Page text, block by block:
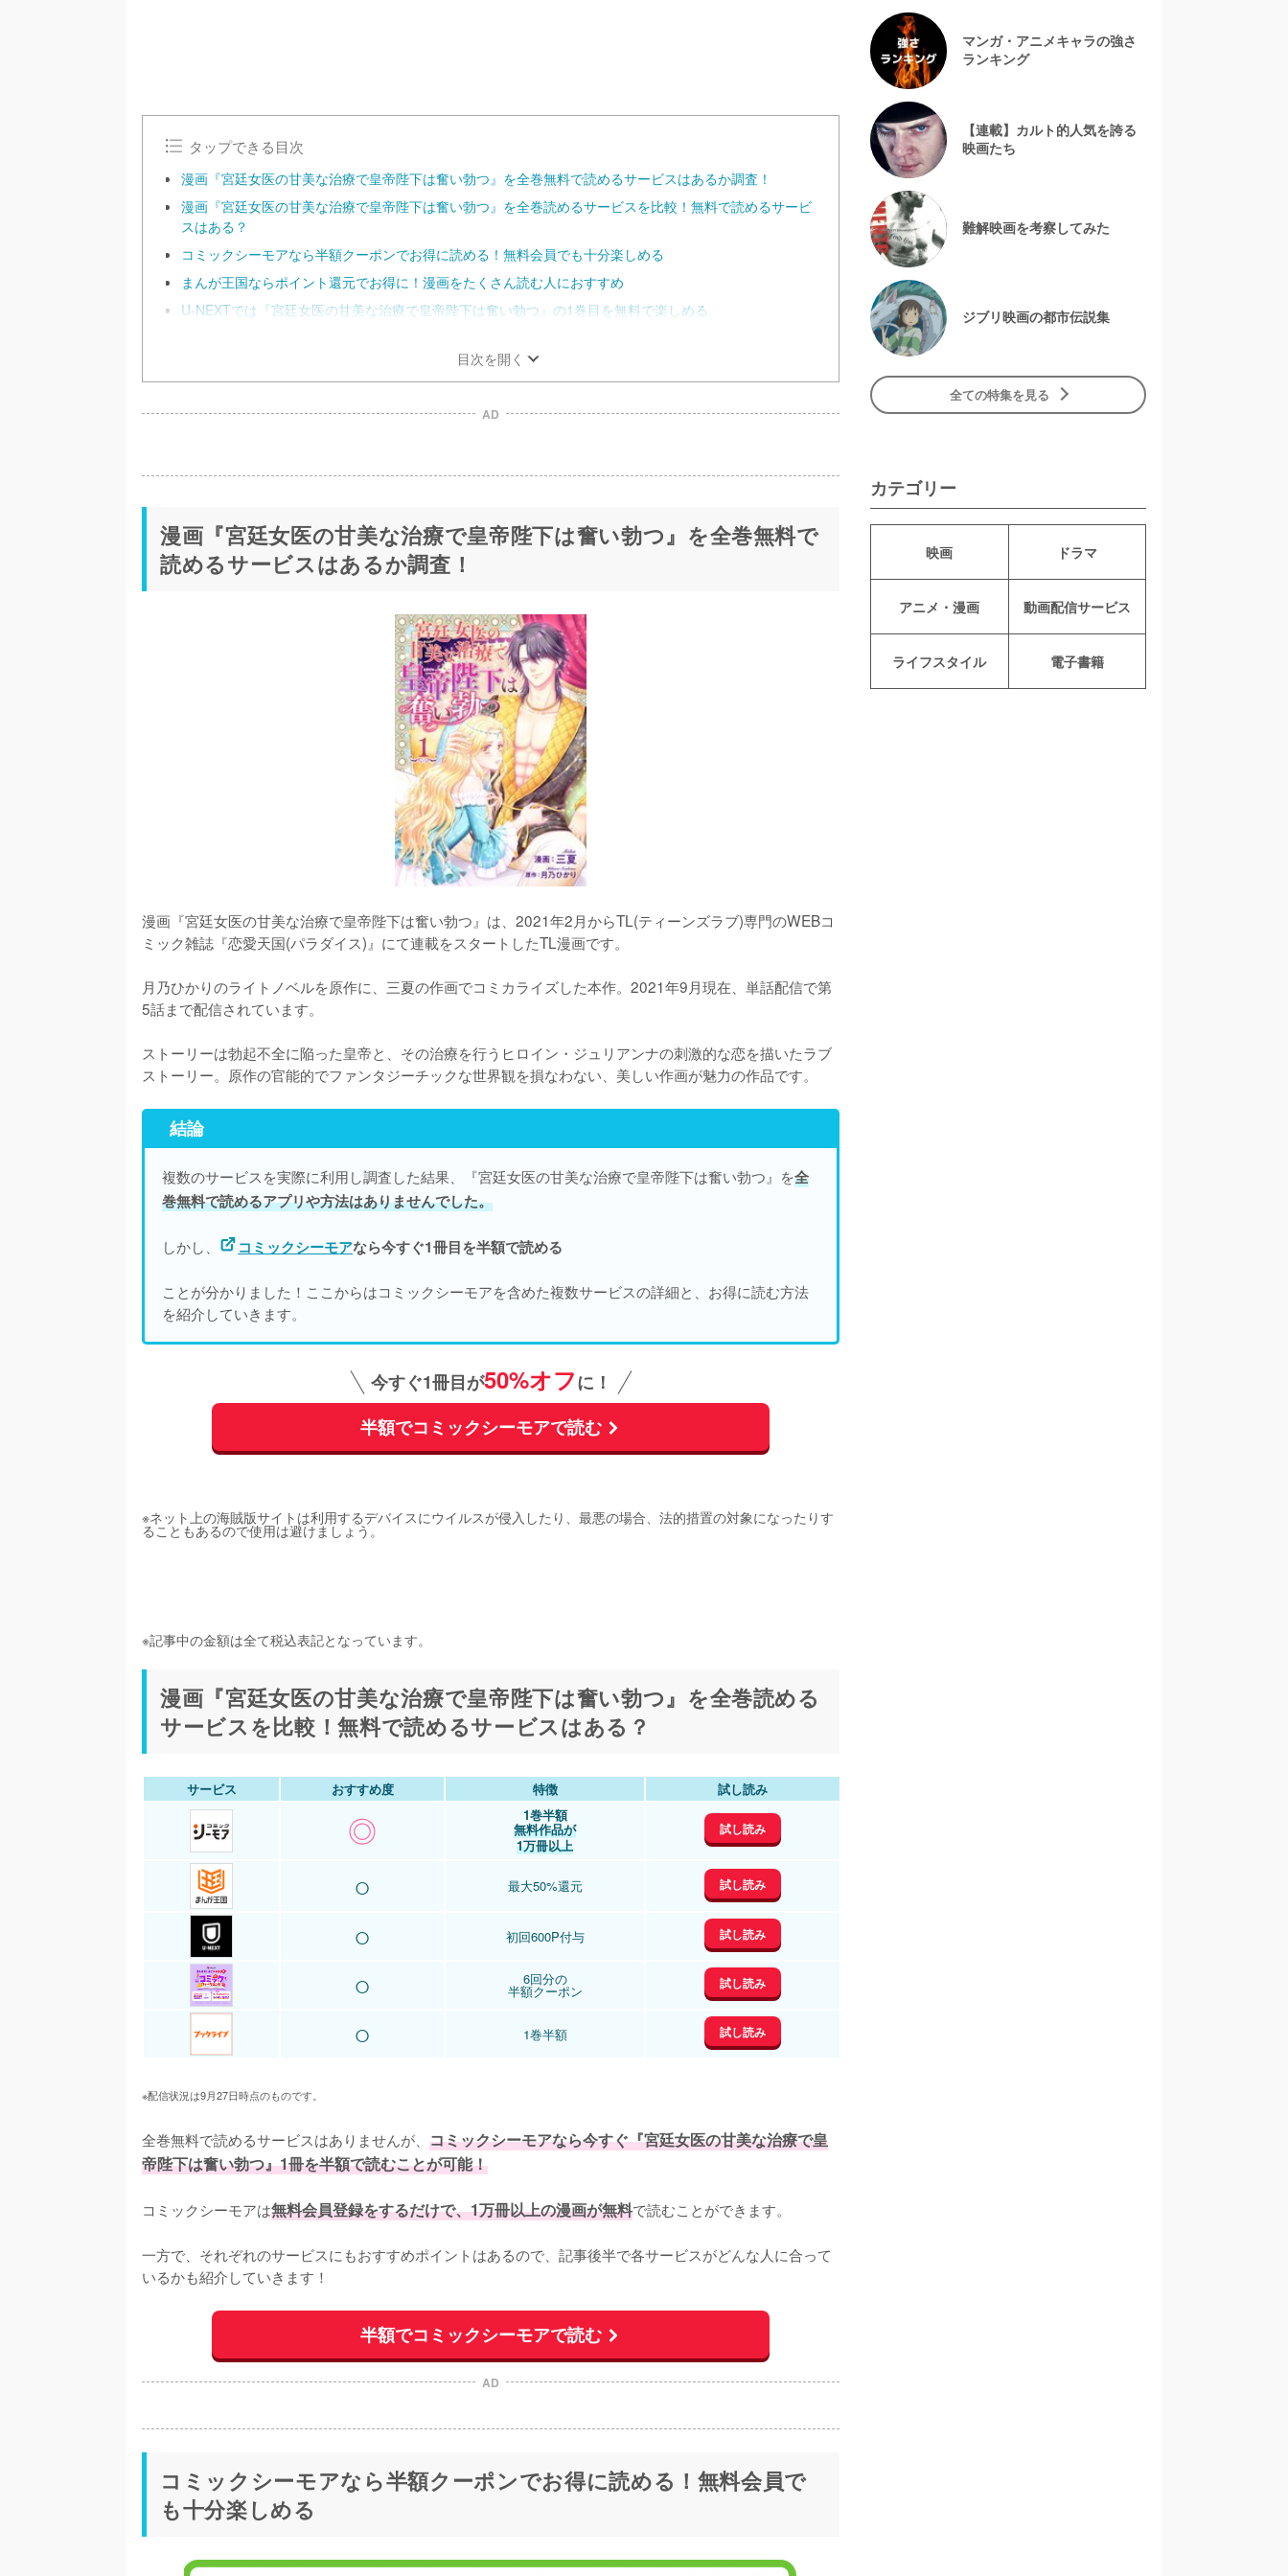
タップできる目次
漫画『宮廷女医の甘美な治療で皇帝陛下は奮い勃つ』を全巻無料で読めるサービスはあるか調査！
漫画『宮廷女医の甘美な治療で皇帝陛下は奮い勃つ』を全巻読めるサービスを比較！無料で読めるサービ
スはある？
コミックシーモアなら半額クーポンでお得に読める！無料会員でも十分楽しめる
まんが王国ならポイント還元でお得に！漫画をたくさん読む人におすすめ
U-NEXTでは『宮廷女医の甘美な治療で皇帝陛下は奮い勃つ』の1巻目を無料で楽しめる
目次を開く
AD
漫画『宮廷女医の甘美な治療で皇帝陛下は奮い勃つ』を全巻無料で
読めるサービスはあるか調査！
漫画『宮廷女医の甘美な治療で皇帝陛下は奮い勃つ』は、2021年2月からTL(ティーンズラブ)専門のWEBコ
ミック雑誌『恋愛天国(パラダイス)』にて連載をスタートしたTL漫画です。
月乃ひかりのライトノベルを原作に、三夏の作画でコミカライズした本作。2021年9月現在、単話配信で第
5話まで配信されています。
ストーリーは勃起不全に陥った皇帝と、その治療を行うヒロイン・ジュリアンナの刺激的な恋を描いたラブ
ストーリー。原作の官能的でファンタジーチックな世界観を損なわない、美しい作画が魅力の作品です。
結論
複数のサービスを実際に利用し調査した結果、『宮廷女医の甘美な治療で皇帝陛下は奮い勃つ』を全
巻無料で読めるアプリや方法はありませんでした。
しかし、 コミックシーモアなら今すぐ1冊目を半額で読める
ことが分かりました！ここからはコミックシーモアを含めた複数サービスの詳細と、お得に読む方法
を紹介していきます。
今すぐ1冊目が50%オフに！
半額でコミックシーモアで読む
※ネット上の海賊版サイトは利用するデバイスにウイルスが侵入したり、最悪の場合、法的措置の対象になったりす
ることもあるので使用は避けましょう。
※記事中の金額は全て税込表記となっています。
漫画『宮廷女医の甘美な治療で皇帝陛下は奮い勃つ』を全巻読める
サービスを比較！無料で読めるサービスはある？
サービス おすすめ度 特徴 試し読み
◎ 1巻半額
無料作品が
1万冊以上
試し読み
○ 最大50%還元 試し読み
○ 初回600P付与 試し読み
○ 6回分の
半額クーポン 試し読み
○ 1巻半額 試し読み
※配信状況は9月27日時点のものです。
全巻無料で読めるサービスはありませんが、 コミックシーモアなら今すぐ『宮廷女医の甘美な治療で皇
帝陛下は奮い勃つ』1冊を半額で読むことが可能！
コミックシーモアは無料会員登録をするだけで、1万冊以上の漫画が無料で読むことができます。
一方で、それぞれのサービスにもおすすめポイントはあるので、記事後半で各サービスがどんな人に合って
いるかも紹介していきます！
半額でコミックシーモアで読む
AD
コミックシーモアなら半額クーポンでお得に読める！無料会員で
も十分楽しめる
マンガ・アニメキャラの強さ
ランキング
【連載】カルト的人気を誇る
映画たち
難解映画を考察してみた
ジブリ映画の都市伝説集
全ての特集を見る
カテゴリー
映画 ドラマ
アニメ・漫画 動画配信サービス
ライフスタイル 電子書籍